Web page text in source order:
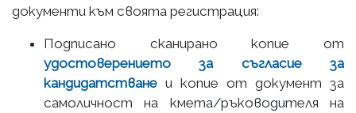
документи към своята регистрация:
Подписано сканирано копие от
удостоверението за съгласие за
кандидатстване и копие от документ за
самоличност на кмета/ръководителя на